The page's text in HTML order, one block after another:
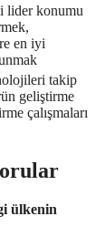
lider konumu
en iyi
takip
geliştirme
çalışmaları
ülkenin